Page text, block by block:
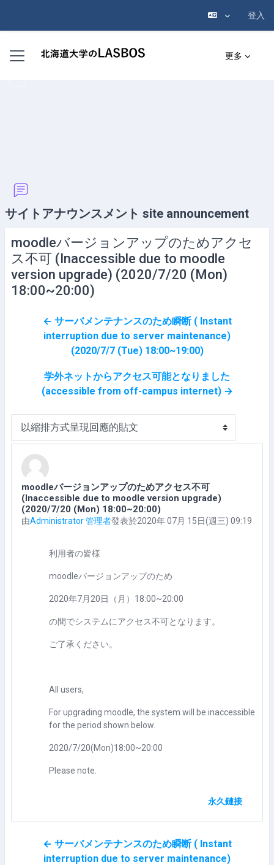
登入
側板 更多
サイトアナウンスメント site announcement
moodleバージョンアップのためアクセ
ス不可 (Inaccessible due to moodle
version upgrade) (2020/7/20 (Mon)
18:00~20:00)
← サーバメンテナンスのため瞬断 ( Instant
interruption due to server maintenance)
(2020/7/7 (Tue) 18:00~19:00)
学外ネットからアクセス可能となりました
(accessible from off-campus internet) →
moodleバージョンアップのためアクセス不可
(Inaccessible due to moodle version upgrade)
(2020/7/20 (Mon) 18:00~20:00)
由Administrator 管理者發表於2020年 07月 15日(週三) 09:19
Number of replies: 0
利用者の皆様
moodleバージョンアップのため
2020年7月20日（月）18:00~20:00
の間でシステムにアクセス不可となります。
ご了承ください。
All users,
For upgrading moodle, the system will be inaccessible
for the period shown below.
2020/7/20(Mon)18:00~20:00
Please note.
永久鏈接
← サーバメンテナンスのため瞬断 ( Instant
interruption due to server maintenance)